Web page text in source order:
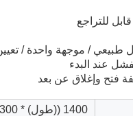
للتراجع
/ موجهة واحدة /
عند البدء
فتح وإغلاق عن بعد